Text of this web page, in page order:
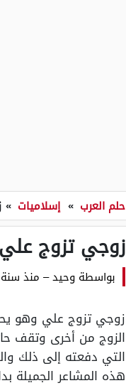
حلم العرب » إسلاميات »
زوجي تزوج
بواسطة وحيد– منذ
زوجي تزوج علي وهو
الزوج من أخرى وتقف
التي دفعته إلى ذلك
هذه المشاعر الجميلة